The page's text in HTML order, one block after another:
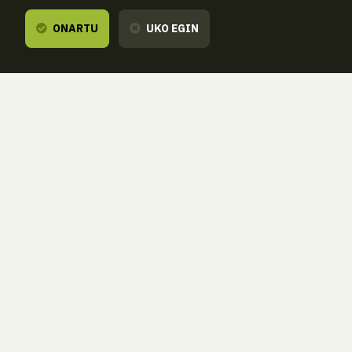
ONARTU UKO EGIN